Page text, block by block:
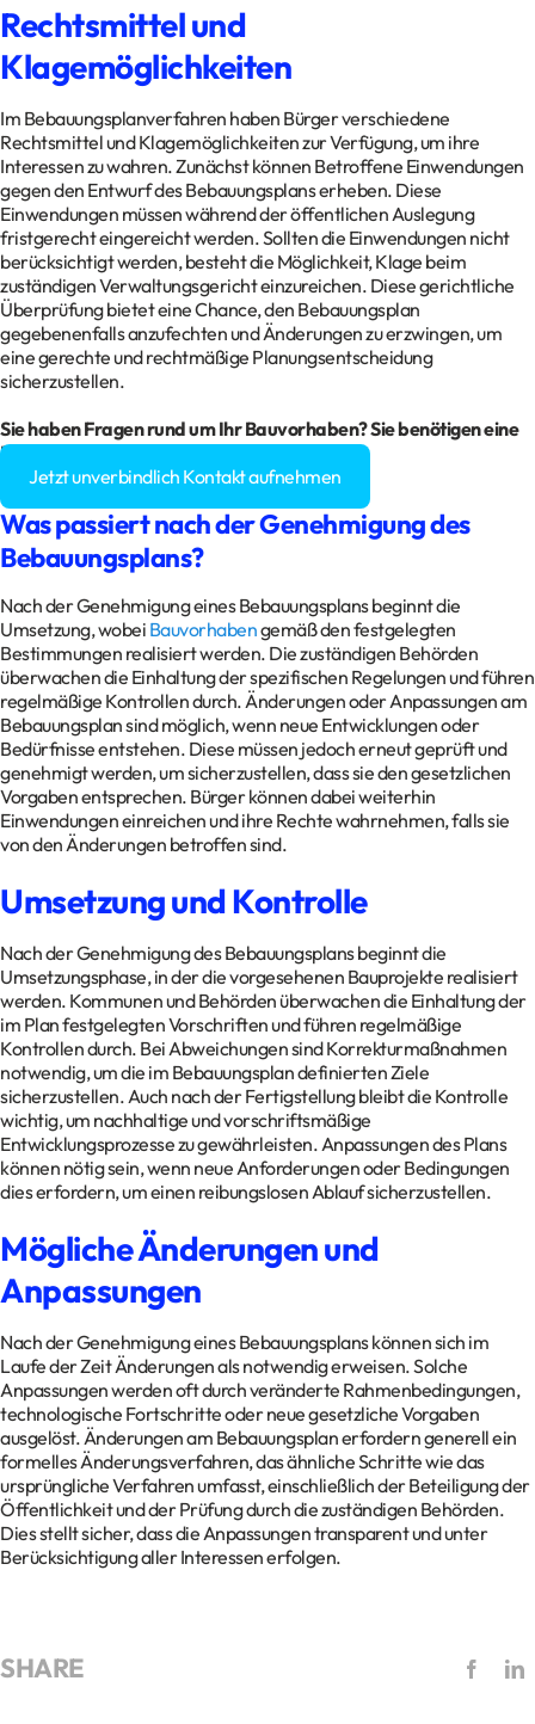
Rechtsmittel und
Klagemöglichkeiten
Im Bebauungsplanverfahren haben Bürger verschiedene
Rechtsmittel und Klagemöglichkeiten zur Verfügung, um ihre
Interessen zu wahren. Zunächst können Betroffene Einwendungen
gegen den Entwurf des Bebauungsplans erheben. Diese
Einwendungen müssen während der öffentlichen Auslegung
fristgerecht eingereicht werden. Sollten die Einwendungen nicht
berücksichtigt werden, besteht die Möglichkeit, Klage beim
zuständigen Verwaltungsgericht einzureichen. Diese gerichtliche
Überprüfung bietet eine Chance, den Bebauungsplan
gegebenenfalls anzufechten und Änderungen zu erzwingen, um
eine gerechte und rechtmäßige Planungsentscheidung
sicherzustellen.
Sie haben Fragen rund um Ihr Bauvorhaben? Sie benötigen eine
Baugenehmigung?
Jetzt unverbindlich Kontakt aufnehmen
Was passiert nach der Genehmigung des
Bebauungsplans?
Nach der Genehmigung eines Bebauungsplans beginnt die
Umsetzung, wobei Bauvorhabengemäß den festgelegten
Bestimmungen realisiert werden. Die zuständigen Behörden
überwachen die Einhaltung der spezifischen Regelungen und führen
regelmäßige Kontrollen durch. Änderungen oder Anpassungen am
Bebauungsplan sind möglich, wenn neue Entwicklungen oder
Bedürfnisse entstehen. Diese müssen jedoch erneut geprüft und
genehmigt werden, um sicherzustellen, dass sie den gesetzlichen
Vorgaben entsprechen. Bürger können dabei weiterhin
Einwendungen einreichen und ihre Rechte wahrnehmen, falls sie
von den Änderungen betroffen sind.
Umsetzung und Kontrolle
Nach der Genehmigung des Bebauungsplans beginnt die
Umsetzungsphase, in der die vorgesehenen Bauprojekte realisiert
werden. Kommunen und Behörden überwachen die Einhaltung der
im Plan festgelegten Vorschriften und führen regelmäßige
Kontrollen durch. Bei Abweichungen sind Korrekturmaßnahmen
notwendig, um die im Bebauungsplan definierten Ziele
sicherzustellen. Auch nach der Fertigstellung bleibt die Kontrolle
wichtig, um nachhaltige und vorschriftsmäßige
Entwicklungsprozesse zu gewährleisten. Anpassungen des Plans
können nötig sein, wenn neue Anforderungen oder Bedingungen
dies erfordern, um einen reibungslosen Ablauf sicherzustellen.
Mögliche Änderungen und
Anpassungen
Nach der Genehmigung eines Bebauungsplans können sich im
Laufe der Zeit Änderungen als notwendig erweisen. Solche
Anpassungen werden oft durch veränderte Rahmenbedingungen,
technologische Fortschritte oder neue gesetzliche Vorgaben
ausgelöst. Änderungen am Bebauungsplan erfordern generell ein
formelles Änderungsverfahren, das ähnliche Schritte wie das
ursprüngliche Verfahren umfasst, einschließlich der Beteiligung der
Öffentlichkeit und der Prüfung durch die zuständigen Behörden.
Dies stellt sicher, dass die Anpassungen transparent und unter
Berücksichtigung aller Interessen erfolgen.
SHARE